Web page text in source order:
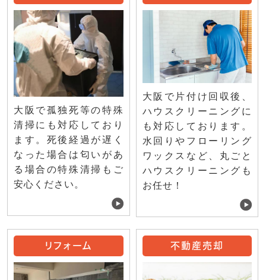
大阪で孤独死等の特殊
清掃にも対応しており
ます。死後経過が遅く
なった場合は匂いがあ
る場合の特殊清掃もご
安心ください。
大阪で片付け回収後、
ハウスクリーニングに
も対応しております。
水回りやフローリング
ワックスなど、丸ごと
ハウスクリーニングも
お任せ！
リフォーム 不動産売却